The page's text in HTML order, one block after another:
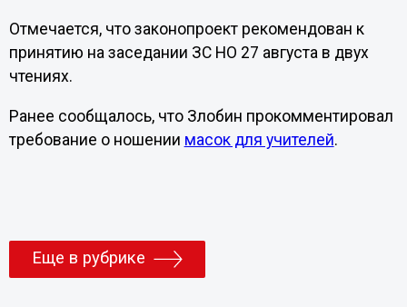
Отмечается, что законопроект рекомендован к
принятию на заседании ЗС НО 27 августа в двух
чтениях.
Ранее сообщалось, что Злобин прокомментировал
требование о ношении масок для учителей.
Еще в рубрике